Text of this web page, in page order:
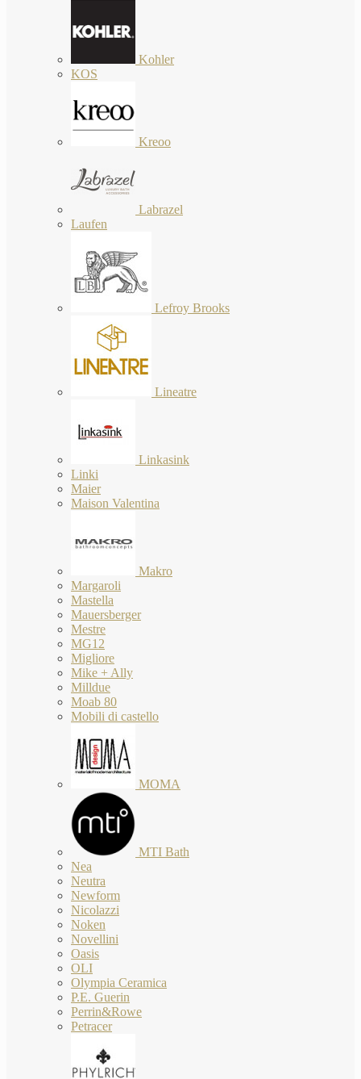
Kohler
KOS
Kreoo
Labrazel
Laufen
Lefroy Brooks
Lineatre
Linkasink
Linki
Maier
Maison Valentina
Makro
Margaroli
Mastella
Mauersberger
Mestre
MG12
Migliore
Mike + Ally
Milldue
Moab 80
Mobili di castello
MOMA
MTI Bath
Nea
Neutra
Newform
Nicolazzi
Noken
Novellini
Oasis
OLI
Olympia Ceramica
P.E. Guerin
Perrin&Rowe
Petracer